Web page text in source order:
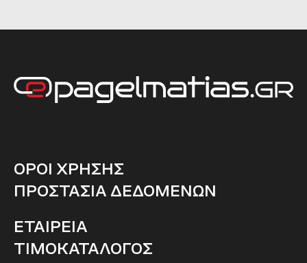
ΟΡΟΙ ΧΡΗΣΗΣ
ΠΡΟΣΤΑΣΙΑ ΔΕΔΟΜΕΝΩΝ
ΕΤΑΙΡΕΙΑ
ΤΙΜΟΚΑΤΑΛΟΓΟΣ